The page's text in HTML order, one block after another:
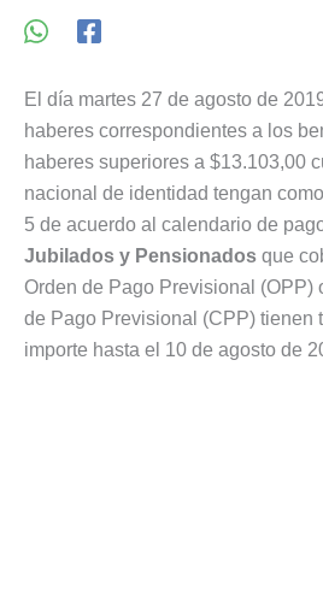
El día martes 27 de agosto de
haberes correspondientes a los
haberes superiores a $13.103,00
nacional de identidad tengan
5 de acuerdo al calendario de
Jubilados y Pensionados que
Orden de Pago Previsional (OPP)
de Pago Previsional (CPP) tienen
importe hasta el 10 de agosto de